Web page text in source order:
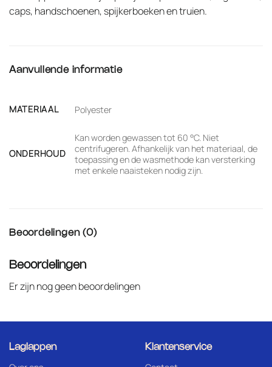
caps, handschoenen, spijkerboeken en truien.
Aanvullende informatie
MATERIAAL Polyester
ONDERHOUD
Kan worden gewassen tot 60 °C. Niet
centrifugeren. Afhankelijk van het materiaal, de
toepassing en de wasmethode kan versterking
met enkele naaisteken nodig zijn.
Beoordelingen (0)
Beoordelingen
Er zijn nog geen beoordelingen
Laglappen Klantenservice